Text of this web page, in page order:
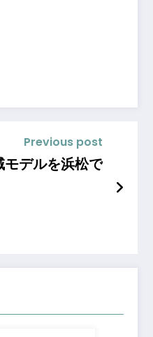
Previous post
モデルを浜松で